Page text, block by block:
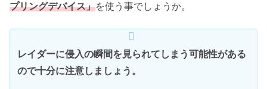
プリングデバイス」を使う事でしょうか。
レイダーに侵入の瞬間を見られてしまう可能性がある
ので十分に注意しましょう。